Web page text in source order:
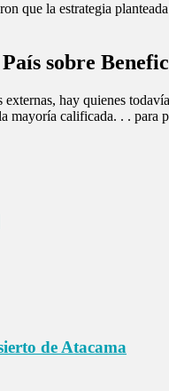
que la estrategia
sobre
hay quienes
mayoría calificada. . .
de Atacama